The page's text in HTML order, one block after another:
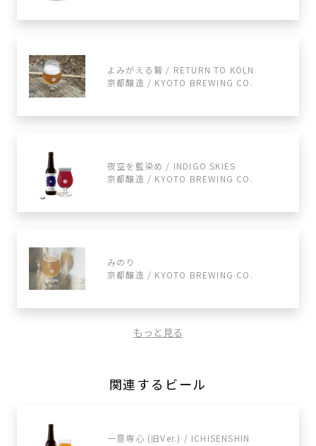
よみがえる鷲 / RETURN TO KÖLN
京都醸造 / KYOTO BREWING CO.
夜空を藍染め / INDIGO SKIES
京都醸造 / KYOTO BREWING CO.
みのり
京都醸造 / KYOTO BREWING CO.
もっと見る
関連するビール
一意専心 (旧Ver.) / ICHISENSHIN